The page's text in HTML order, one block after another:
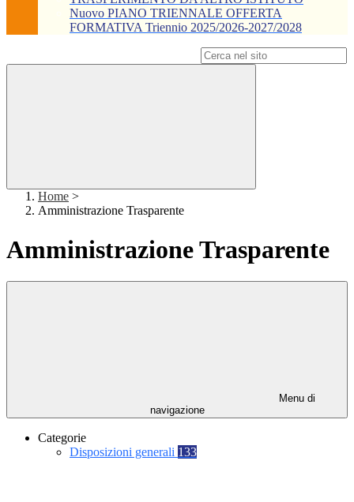
Nuovo PIANO TRIENNALE OFFERTA
FORMATIVA Triennio 2025/2026-2027/2028
Home >
Amministrazione Trasparente
Amministrazione Trasparente
Menu di
navigazione
Categorie
Disposizioni generali 133